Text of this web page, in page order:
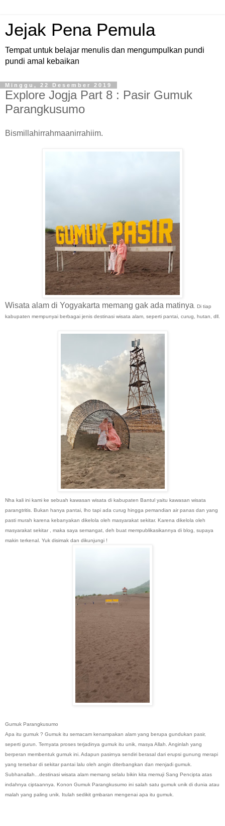
Jejak Pena Pemula
Tempat untuk belajar menulis dan mengumpulkan pundi
pundi amal kebaikan
Minggu, 22 Desember 2019
Explore Jogja Part 8 : Pasir Gumuk
Parangkusumo
Bismillahirrahmaanirrahiim.
Wisata alam di Yogyakarta memang gak ada matinya . Di tiap
kabupaten mempunyai berbagai jenis destinasi wisata alam, seperti pantai, curug, hutan, dll.
Nha kali ini kami ke sebuah kawasan wisata di kabupaten Bantul yaitu kawasan wisata
parangtritis. Bukan hanya pantai, lho tapi ada curug hingga pemandian air panas dan yang
pasti murah karena kebanyakan dikelola oleh masyarakat sekitar. Karena dikelola oleh
masyarakat sekitar , maka saya semangat, deh buat mempublikasikannya di blog, supaya
makin terkenal. Yuk disimak dan dikunjungi !
Gumuk Parangkusumo
Apa itu gumuk ? Gumuk itu semacam kenampakan alam yang berupa gundukan pasir,
seperti gurun. Ternyata proses terjadinya gumuk itu unik, masya Allah. Anginlah yang
berperan membentuk gumuk ini. Adapun pasirnya sendiri berasal dari erupsi gunung merapi
yang tersebar di sekitar pantai lalu oleh angin diterbangkan dan menjadi gumuk.
Subhanallah...destinasi wisata alam memang selalu bikin kita memuji Sang Pencipta atas
indahnya ciptaannya. Konon Gumuk Parangkusumo ini salah satu gumuk unik di dunia atau
malah yang paling unik. Itulah sedikit gmbaran mengenai apa itu gumuk.